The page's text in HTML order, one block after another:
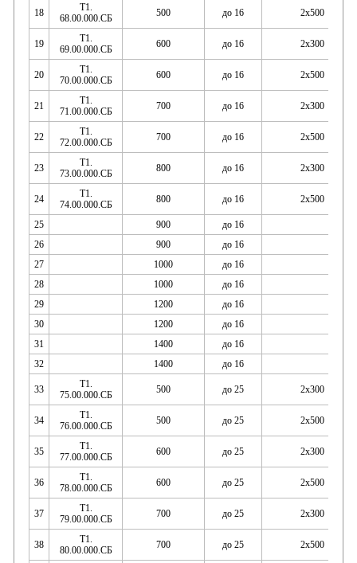
18
Т1.
68.00.000.СБ
500 до 16 2х500
19
Т1.
69.00.000.СБ
600 до 16 2х300
20
Т1.
70.00.000.СБ
600 до 16 2х500
21
Т1.
71.00.000.СБ
700 до 16 2х300
22
Т1.
72.00.000.СБ
700 до 16 2х500
23
Т1.
73.00.000.СБ
800 до 16 2х300
24
Т1.
74.00.000.СБ
800 до 16 2х500
25 900
до 16
26
900
до 16
27
1000
до 16
28
1000
до 16
29
1200
до 16
30
1200
до 16
31
1400
до 16
32
1400 до 16
33
Т1.
75.00.000.СБ
500 до 25 2х300
34
Т1.
76.00.000.СБ
500 до 25 2х500
35
Т1.
77.00.000.СБ
600 до 25 2х300
36
Т1.
78.00.000.СБ
600 до 25 2х500
37
Т1.
79.00.000.СБ
700 до 25 2х300
38
Т1.
80.00.000.СБ
700 до 25 2х500